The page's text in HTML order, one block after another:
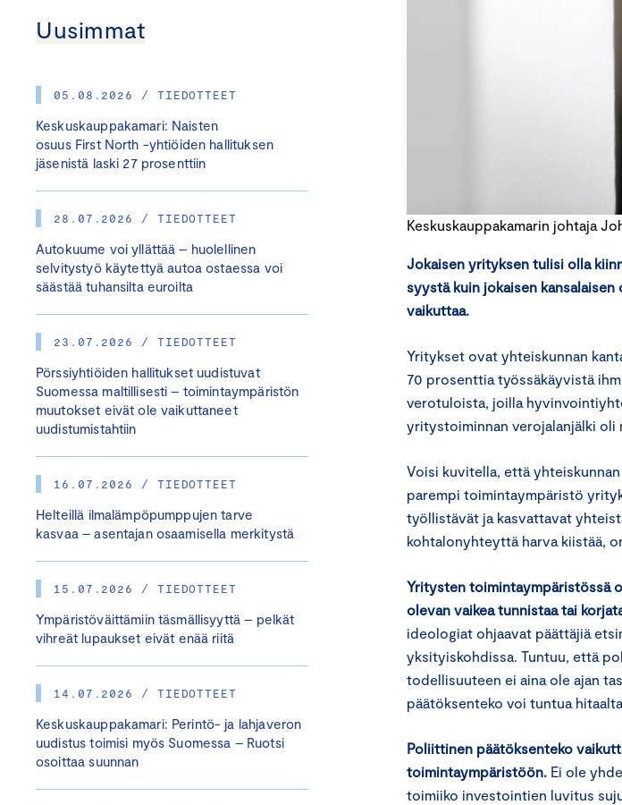
Uusimmat
05.08.2026 / TIEDOTTEET
Keskuskauppakamari: Naisten
osuus First North -yhtiöiden hallituksen
jäsenistä laski 27 prosenttiin
28.07.2026 / TIEDOTTEET
Autokuume voi yllättää – huolellinen
selvitystyö käytettyä autoa ostaessa voi
säästää tuhansilta euroilta
23.07.2026 / TIEDOTTEET
Pörssiyhtiöiden hallitukset uudistuvat
Suomessa maltillisesti – toimintaympäristön
muutokset eivät ole vaikuttaneet
uudistumistahtiin
16.07.2026 / TIEDOTTEET
Helteillä ilmalämpöpumppujen tarve
kasvaa – asentajan osaamisella merkitystä
15.07.2026 / TIEDOTTEET
Ympäristöväittämiin täsmällisyyttä – pelkät
vihreät lupaukset eivät enää riitä
14.07.2026 / TIEDOTTEET
Keskuskauppakamari: Perintö- ja lahjaveron
uudistus toimisi myös Suomessa – Ruotsi
osoittaa suunnan
Keskuskauppakamarin johtaja
Jokaisen yrityksen tulisi olla
syystä kuin jokaisen
vaikuttaa.
Yritykset ovat yhteiskunnan
70 prosenttia työssäkäyvistä
verotuloista, joilla
yritystoiminnan verojalanjälki oli
Voisi kuvitella, että
parempi toimintaympäristö
työllistävät ja kasvattavat
kohtalonyhteyttä harva kiistää,
Yritysten toimintaympäristössä
olevan vaikea tunnistaa tai
ideologiat ohjaavat päättäjiä
yksityiskohdissa. Tuntuu, että
todellisuuteen ei aina ole ajan
päätöksenteko voi tuntua
Poliittinen päätöksenteko
toimintaympäristöön. Ei ole
toimiiko investointien luvitus